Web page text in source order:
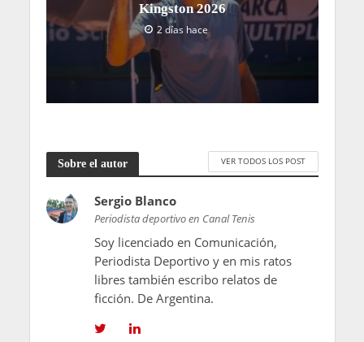
Kingston 2026
2 días hace
Sobre el autor VER TODOS LOS POST
Sergio Blanco
Periodista deportivo en Canal Tenis
Soy licenciado en Comunicación,
Periodista Deportivo y en mis ratos
libres también escribo relatos de
ficción. De Argentina.